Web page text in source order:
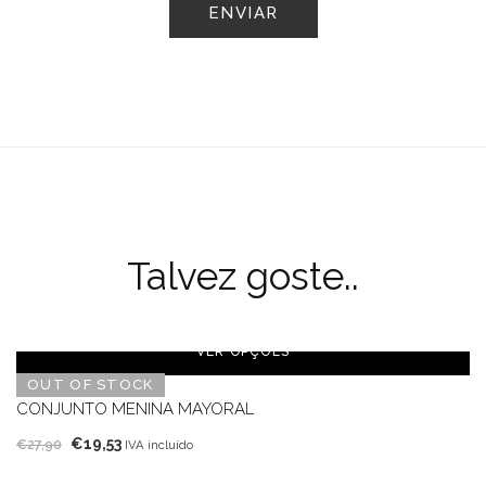
Talvez goste..
OUT OF STOCK
VER OPÇÕES
CONJUNTO MENINA MAYORAL
€27,90 O
€19,53OIVA incluído